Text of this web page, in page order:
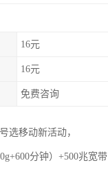
16元
16元
免费咨询
选移动新活动，
分钟）+500兆宽带